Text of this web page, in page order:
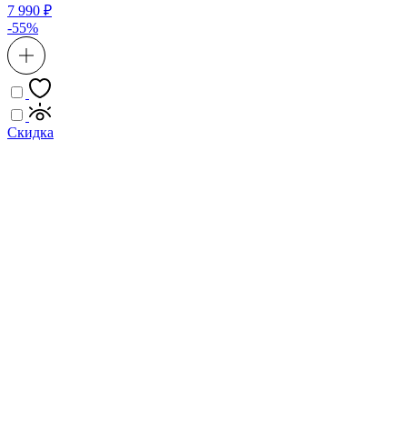
7 990 ₽
-55%
Скидка